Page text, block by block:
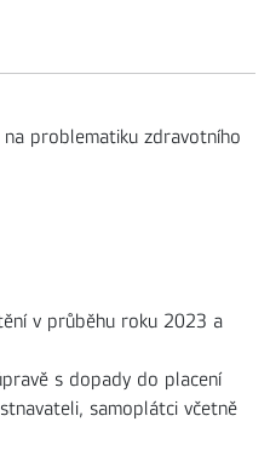
problematiku zdravotního
v průběhu roku 2023 a
s dopady do placení
samoplátci včetně